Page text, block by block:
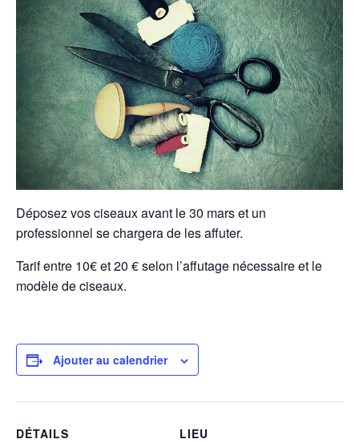
Déposez vos ciseaux avant le 30 mars et un
professionnel se chargera de les affuter.
Tarif entre 10€ et 20 € selon l’affutage nécessaire et le
modèle de ciseaux.
Ajouter au calendrier
DÉTAILS LIEU